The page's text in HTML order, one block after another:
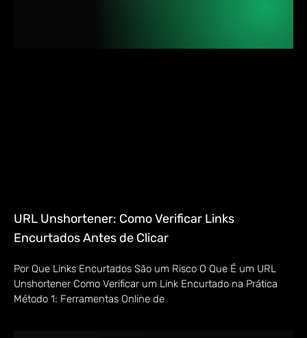
URL Unshortener: Como Verificar Links
Encurtados Antes de Clicar
Por Que Links Encurtados São um Risco O Que É um URL
Unshortener Como Verificar um Link Encurtado na Prática
Método 1: Ferramentas Online de